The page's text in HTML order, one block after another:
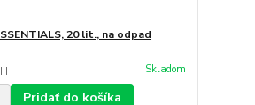
20 lit., na odpad
Skladom
Pridať do košíka